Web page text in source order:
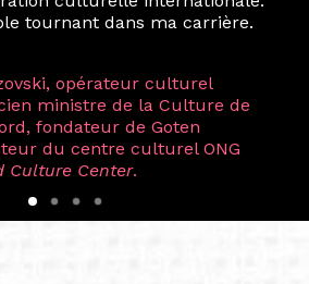
tournant dans ma carrière.
opérateur culturel
ministre de la Culture de
fondateur de Goten
du centre culturel ONG
Culture Center.